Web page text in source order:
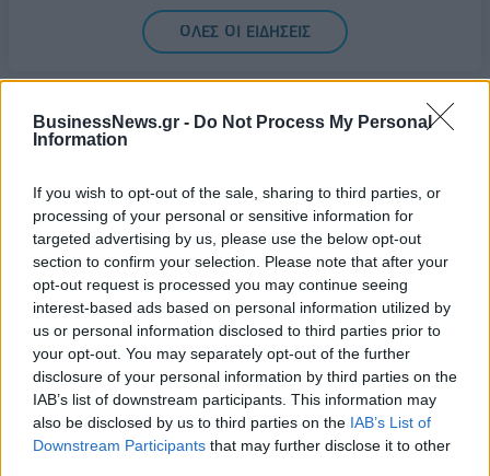
BusinessNews.gr - Do Not Process My Personal
Information
If you wish to opt-out of the sale, sharing to third parties, or
processing of your personal or sensitive information for
targeted advertising by us, please use the below opt-out
section to confirm your selection. Please note that after your
opt-out request is processed you may continue seeing
interest-based ads based on personal information utilized by
us or personal information disclosed to third parties prior to
your opt-out. You may separately opt-out of the further
disclosure of your personal information by third parties on the
IAB’s list of downstream participants. This information may
also be disclosed by us to third parties on the IAB’s List of
Downstream Participants that may further disclose it to other
Υπ. Μεταφορών: Οριστική λύση στο ζήτημα των
πινακίδων κυκλοφορίας - Τέλος στις χρονοβόρες
ΟΛΕΣ ΟΙ ΕΙΔΗΣΕΙΣ
ΔΗΜΟΦΙΛΗ
Αλ. Τσίπρας: Στις 2 Σεπτεμβρίου η παρουσίαση του
οικονομικού προγράμματος της ΕΛ.Α.Σ. στη
Θεσσαλονίκη
09/08/2026 - 10:03 ΠΟΛΙΤΙΚΗ
Στα 15 δισ. ευρώ ο στόχος για νέα δάνεια το 2026